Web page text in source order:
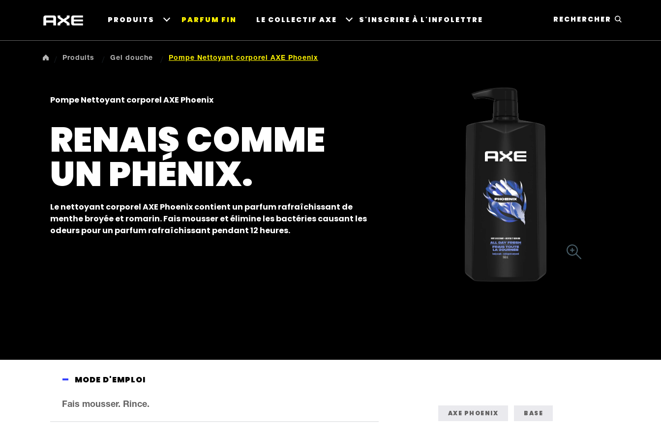
PRODUITS PARFUM FIN LE COLLECTIF AXE S'INSCRIRE À L'INFOLETTRE RECHERCHER
Produits Gel douche Pompe Nettoyant corporel AXE Phoenix
Pompe Nettoyant corporel AXE Phoenix
RENAIS COMME
UN PHÉNIX.
Le nettoyant corporel AXE Phoenix contient un parfum rafraîchissant de
menthe broyée et romarin. Fais mousser et élimine les bactéries causant les
odeurs pour un parfum rafraîchissant pendant 12 heures.
MODE D'EMPLOI
Fais mousser. Rince.
AXE PHOENIX BASE